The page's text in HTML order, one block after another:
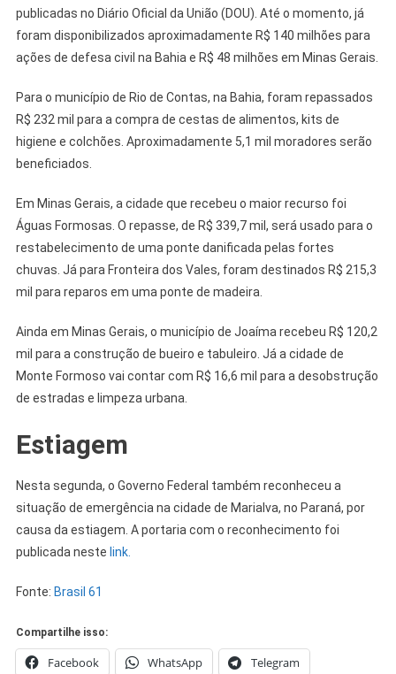
publicadas no Diário Oficial da União (DOU). Até o momento, já
foram disponibilizados aproximadamente R$ 140 milhões para
ações de defesa civil na Bahia e R$ 48 milhões em Minas Gerais.
Para o município de Rio de Contas, na Bahia, foram repassados
R$ 232 mil para a compra de cestas de alimentos, kits de
higiene e colchões. Aproximadamente 5,1 mil moradores serão
beneficiados.
Em Minas Gerais, a cidade que recebeu o maior recurso foi
Águas Formosas. O repasse, de R$ 339,7 mil, será usado para o
restabelecimento de uma ponte danificada pelas fortes
chuvas. Já para Fronteira dos Vales, foram destinados R$ 215,3
mil para reparos em uma ponte de madeira.
Ainda em Minas Gerais, o município de Joaíma recebeu R$ 120,2
mil para a construção de bueiro e tabuleiro. Já a cidade de
Monte Formoso vai contar com R$ 16,6 mil para a desobstrução
de estradas e limpeza urbana.
Estiagem
Nesta segunda, o Governo Federal também reconheceu a
situação de emergência na cidade de Marialva, no Paraná, por
causa da estiagem. A portaria com o reconhecimento foi
publicada neste link.
Fonte: Brasil 61
Compartilhe isso:
Facebook WhatsApp Telegram